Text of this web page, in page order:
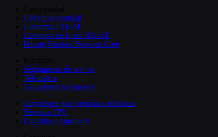
Cobertura mundial
Cobertura LTE-M
Cobertura de la red NB-IoT
Private Wireless Network Core
Seguimiento de activos
Telemática
Contadores inteligentes
Cargadores para vehículos eléctricos
Sistemas TPV
Logística y transporte